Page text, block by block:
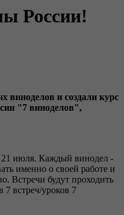
России!
виноделов и создали курс
"7 виноделов",
21 июля. Каждый винодел -
именно о своей работе и
Встречи будут проходить
7 встреч/уроков 7